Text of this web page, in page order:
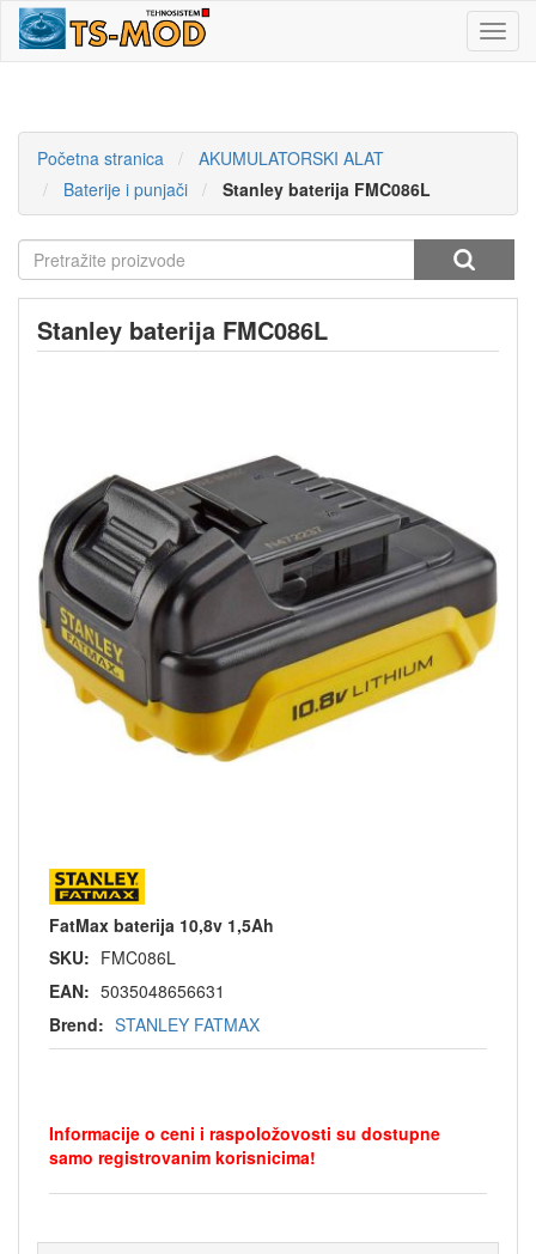
Početna stranica
AKUMULATORSKI ALAT
Baterije i punjači
Stanley baterija FMC086L
Stanley baterija FMC086L
FatMax baterija 10,8v 1,5Ah
SKU: FMC086L
EAN: 5035048656631
Brend: STANLEY FATMAX
Informacije o ceni i raspoložovosti su dostupne
samo registrovanim korisnicima!